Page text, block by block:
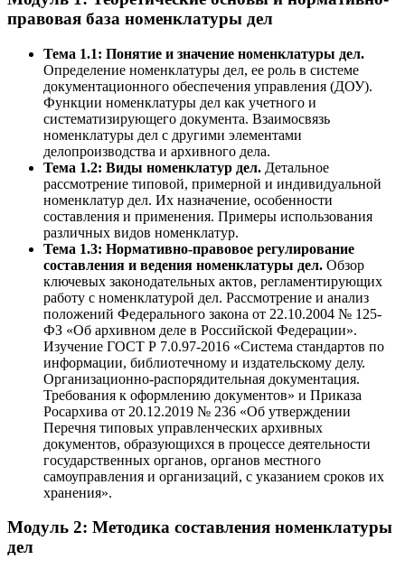
правовая база номенклатуры дел
Тема 1.1: Понятие и значение номенклатуры дел.
Определение номенклатуры дел, ее роль в системе
документационного обеспечения управления (ДОУ).
Функции номенклатуры дел как учетного и
систематизирующего документа. Взаимосвязь
номенклатуры дел с другими элементами
делопроизводства и архивного дела.
Тема 1.2: Виды номенклатур дел. Детальное
рассмотрение типовой, примерной и индивидуальной
номенклатур дел. Их назначение, особенности
составления и применения. Примеры использования
различных видов номенклатур.
Тема 1.3: Нормативно-правовое регулирование
составления и ведения номенклатуры дел. Обзор
ключевых законодательных актов, регламентирующих
работу с номенклатурой дел. Рассмотрение и анализ
положений Федерального закона от 22.10.2004 № 125-
ФЗ «Об архивном деле в Российской Федерации».
Изучение ГОСТ Р 7.0.97-2016 «Система стандартов по
информации, библиотечному и издательскому делу.
Организационно-распорядительная документация.
Требования к оформлению документов» и Приказа
Росархива от 20.12.2019 № 236 «Об утверждении
Перечня типовых управленческих архивных
документов, образующихся в процессе деятельности
государственных органов, органов местного
самоуправления и организаций, с указанием сроков их
хранения».
Модуль 2: Методика составления номенклатуры
дел